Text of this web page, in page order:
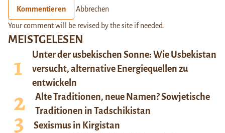
MEISTGELESEN
Unter der usbekischen Sonne: Wie Usbekistan
versucht, alternative Energiequellen zu
entwickeln
Alte Traditionen, neue Namen? Sowjetische
Traditionen in Tadschikistan
Sexismus in Kirgistan
Kommentieren Abbrechen
Your comment will be revised by the site if needed.